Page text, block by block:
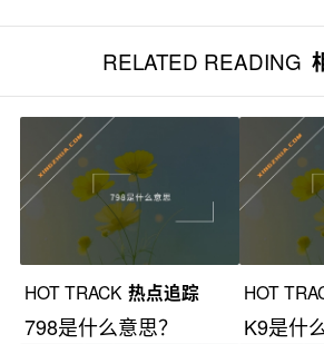
RELATED READING
HOT TRACK 热点追踪
798是什么意思？
HOT
K9是什